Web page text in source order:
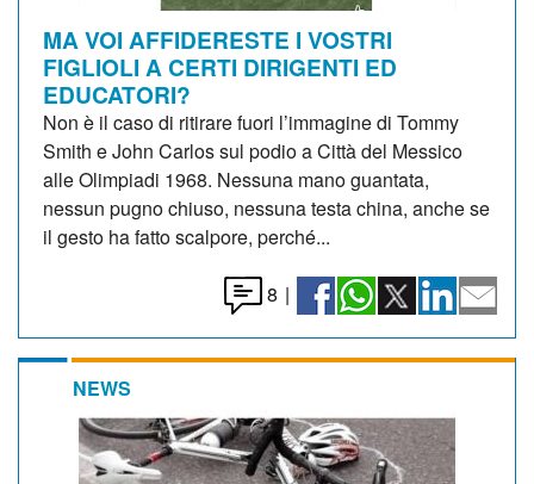
MA VOI AFFIDERESTE I VOSTRI
FIGLIOLI A CERTI DIRIGENTI ED
EDUCATORI?
Non è il caso di ritirare fuori l’immagine di Tommy
Smith e John Carlos sul podio a Città del Messico
alle Olimpiadi 1968. Nessuna mano guantata,
nessun pugno chiuso, nessuna testa china, anche se
il gesto ha fatto scalpore, perché...
8 |
NEWS